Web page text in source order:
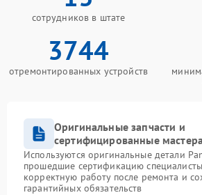
сотрудников в штате
3744
отремонтированных устройств
Оригинальные запчасти и
сертифицированные мастера
Используются оригинальные детали
прошедшие сертификацию
корректную работу после ремонта и
гарантийных обязательств